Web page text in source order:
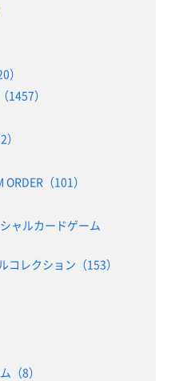
）
1457）
（101）
ャルカードゲーム
コレクション（153）
（8）